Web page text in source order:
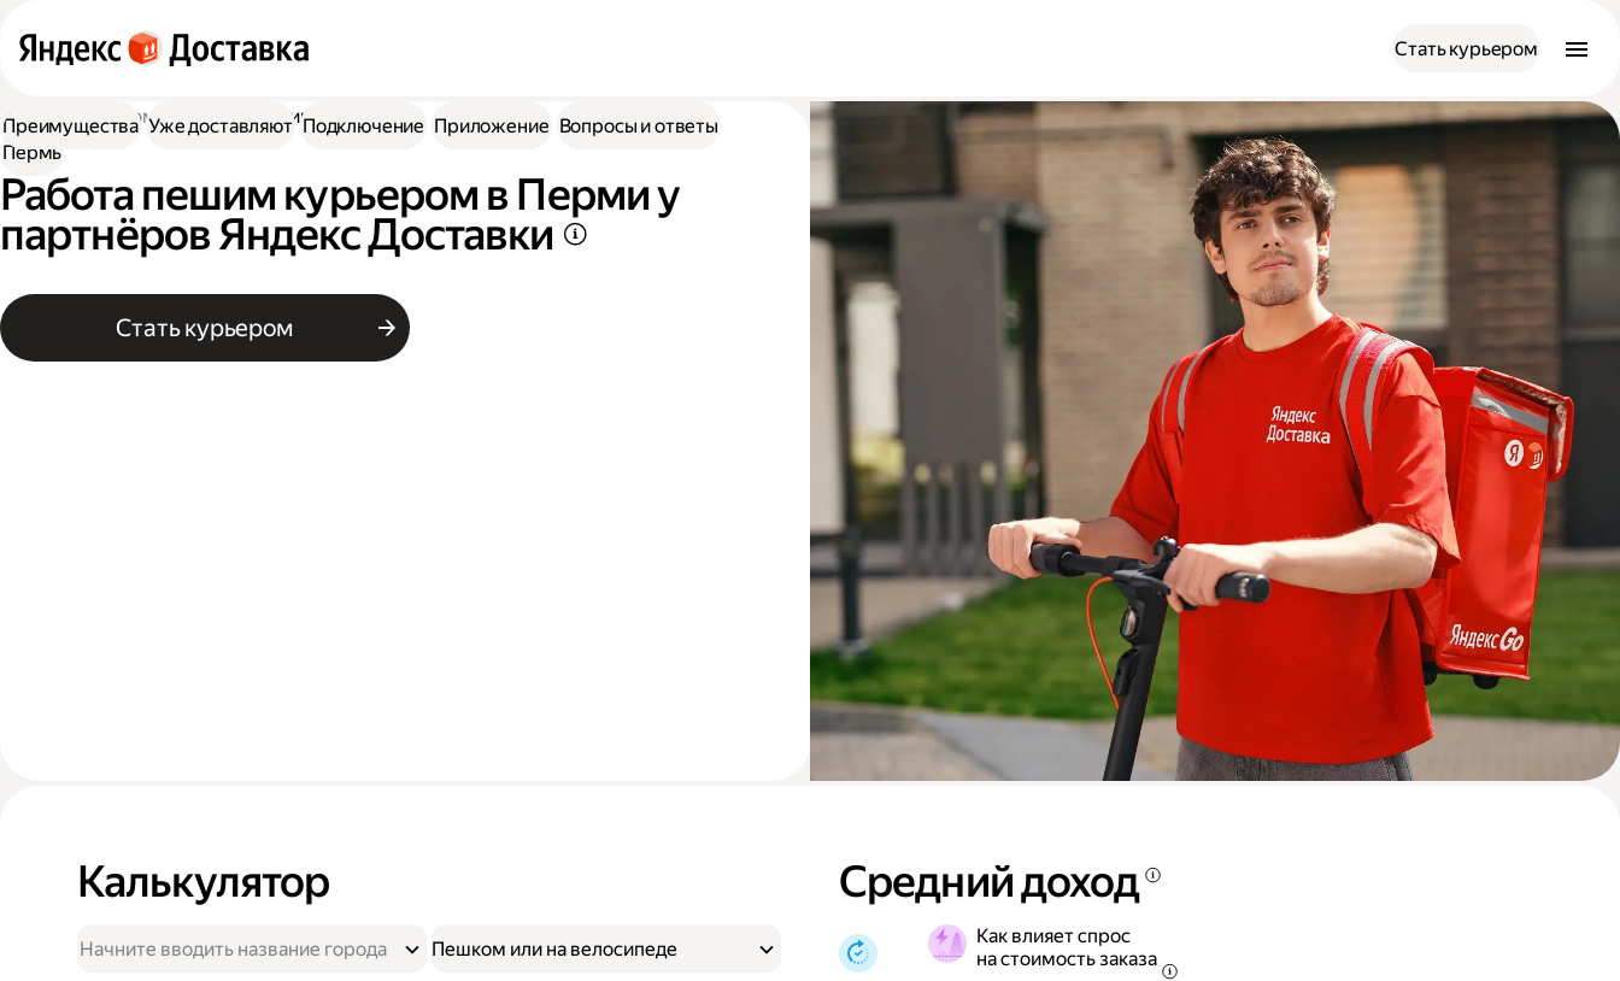
Стать курьером
Работа курьером
Работа пешим курьером
Пермь
Работа пешим курьером в Перми у
партнёров Яндекс Доставки
Стать курьером
Преимущества Уже доставляют Подключение Приложение Вопросы и ответы
Калькулятор
Пешком или на велосипеде
Средний доход
Как влияет спрос
на стоимость заказа